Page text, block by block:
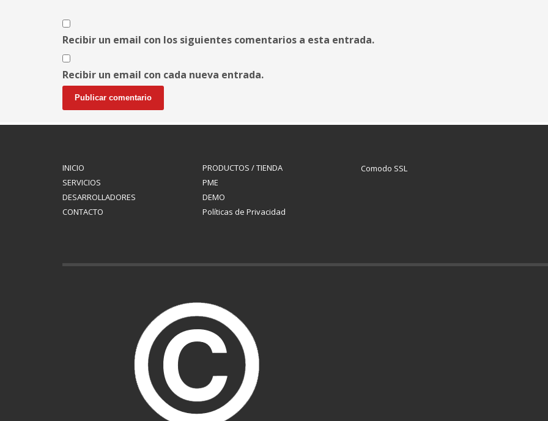
Recibir un email con los siguientes comentarios a esta entrada.
Recibir un email con cada nueva entrada.
INICIO
PRODUCTOS / TIENDA
SERVICIOS
PME
DESARROLLADORES
DEMO
CONTACTO
Políticas de Privacidad
Comodo SSL